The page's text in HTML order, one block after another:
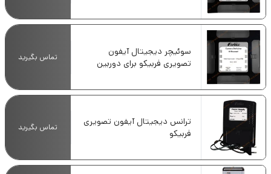
سوئیچر دیجیتال آیفون
تصویری فربیکو برای دوربین
تماس بگیرید
ترانس دیجیتال آیفون تصویری
فربیکو
تماس بگیرید